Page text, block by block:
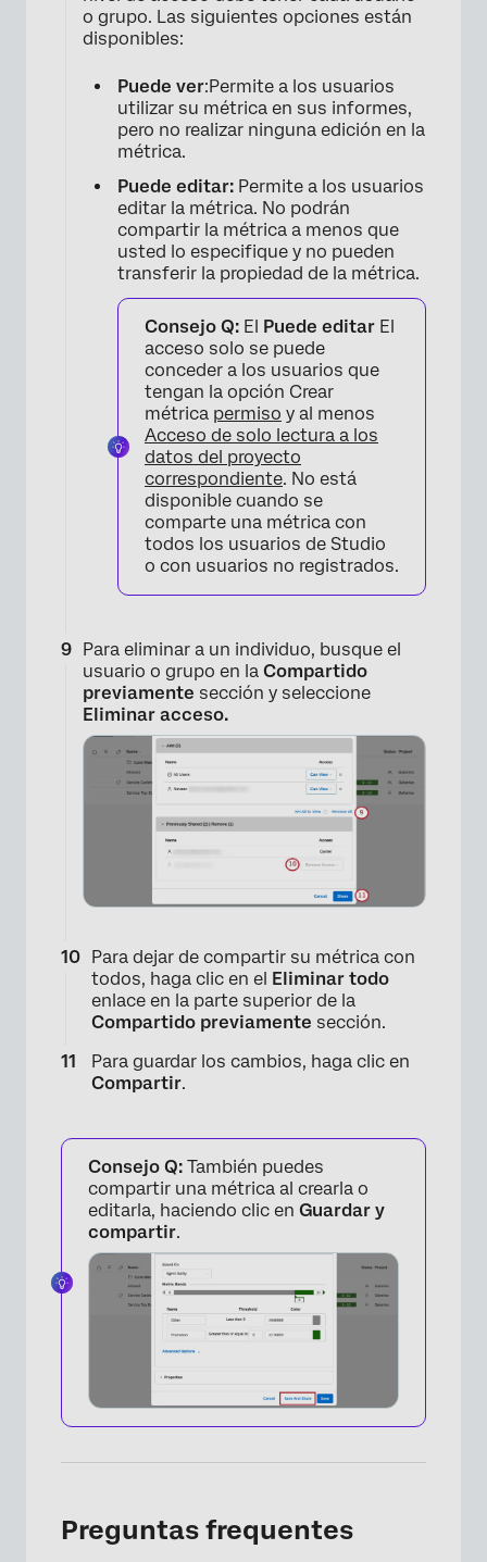
o grupo. Las siguientes opciones están
disponibles:
Puede ver:Permite a los usuarios
utilizar su métrica en sus informes,
pero no realizar ninguna edición en la
métrica.
Puede editar: Permite a los usuarios
editar la métrica. No podrán
compartir la métrica a menos que
usted lo especifique y no pueden
transferir la propiedad de la métrica.
Consejo Q: El Puede editar El
acceso solo se puede
conceder a los usuarios que
tengan la opción Crear
métrica permiso y al menos
Acceso de solo lectura a los
datos del proyecto
correspondiente. No está
disponible cuando se
comparte una métrica con
todos los usuarios de Studio
o con usuarios no registrados.
Para eliminar a un individuo, busque el
usuario o grupo en la Compartido
previamente sección y seleccione
Eliminar acceso.
×
Para dejar de compartir su métrica con
todos, haga clic en el Eliminar todo
enlace en la parte superior de la
Compartido previamente sección.
Para guardar los cambios, haga clic en
Compartir.
Consejo Q: También puedes
compartir una métrica al crearla o
editarla, haciendo clic en Guardar y
compartir.
Preguntas frequentes